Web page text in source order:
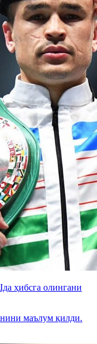
ҳибсга олингани
маълум қилди.